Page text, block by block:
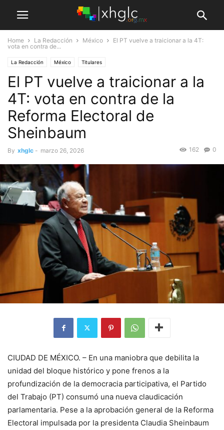
Home La Redacción México
El PT vuelve a traicionar a la 4T:
vota en contra de...
La Redacción México Titulares
El PT vuelve a traicionar a la
4T: vota en contra de la
Reforma Electoral de
Sheinbaum
By xhglc - marzo 26, 2026 0
162
CIUDAD DE MÉXICO. – En una maniobra que debilita la
unidad del bloque histórico y pone frenos a la
profundización de la democracia participativa, el Partido
del Trabajo (PT) consumó una nueva claudicación
parlamentaria. Pese a la aprobación general de la Reforma
Electoral impulsada por la presidenta Claudia Sheinbaum